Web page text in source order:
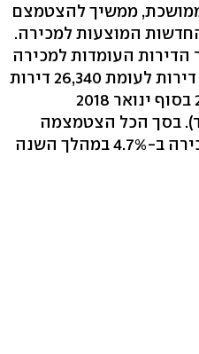
ממשיך להצטמצם
המוצעות למכירה.
עמד מספר הדירות העומדות למכירה
בבנייה חדשה על כ-25,980 דירות לעומת 26,340 דירות
בסוף דצמבר 2018 ו- 27,260 בסוף ינואר 2018
בסך הכל הצטמצמה
כמות הדירות המוצעות למכירה ב-4.7% במהלך השנה